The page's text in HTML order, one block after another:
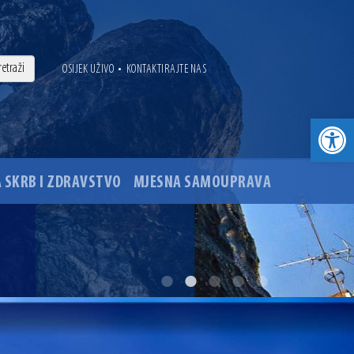
OSIJEK UŽIVO • KONTAKTIRAJTE NAS
SKRB I ZDRAVSTVO MJESNA SAMOUPRAVA
glavnog osječkog Trga Ante Starčevića